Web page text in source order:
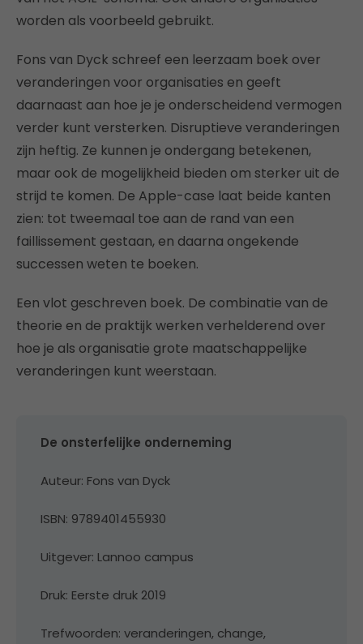
worden als voorbeeld gebruikt.
Fons van Dyck schreef een leerzaam boek over
veranderingen voor organisaties en geeft
daarnaast aan hoe je je onderscheidend vermogen
verder kunt versterken. Disruptieve veranderingen
zijn heftig. Ze kunnen je ondergang betekenen,
maar ook de mogelijkheid bieden om sterker uit de
strijd te komen. De Apple-case laat beide kanten
zien: tot tweemaal toe aan de rand van een
faillissement gestaan, en daarna ongekende
successen weten te boeken.
Een vlot geschreven boek. De combinatie van de
theorie en de praktijk werken verhelderend over
hoe je als organisatie grote maatschappelijke
veranderingen kunt weerstaan.
De onsterfelijke onderneming
Auteur: Fons van Dyck
ISBN: 9789401455930
Uitgever: Lannoo campus
Druk: Eerste druk 2019
Trefwoorden: veranderingen, change,